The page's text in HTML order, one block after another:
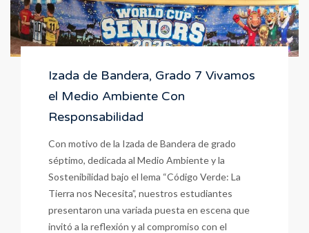
Izada de Bandera, Grado 7 Vivamos
el Medio Ambiente Con
Responsabilidad
Con motivo de la Izada de Bandera de grado
séptimo, dedicada al Medio Ambiente y la
Sostenibilidad bajo el lema “Código Verde: La
Tierra nos Necesita”, nuestros estudiantes
presentaron una variada puesta en escena que
invitó a la reflexión y al compromiso con el